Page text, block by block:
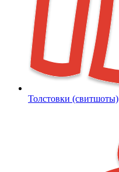
Толстовки (свитшоты)